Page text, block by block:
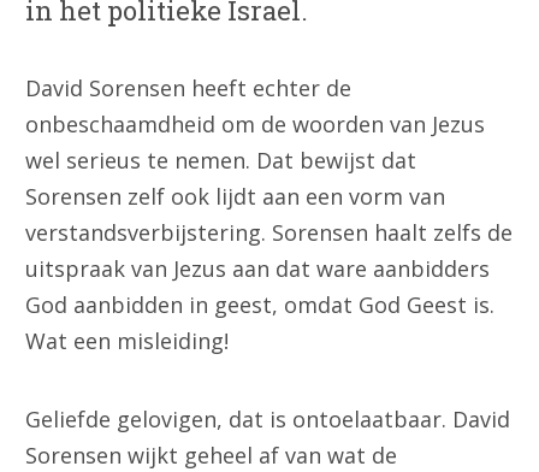
in het politieke Israel.
David Sorensen heeft echter de
onbeschaamdheid om de woorden van Jezus
wel serieus te nemen. Dat bewijst dat
Sorensen zelf ook lijdt aan een vorm van
verstandsverbijstering. Sorensen haalt zelfs de
uitspraak van Jezus aan dat ware aanbidders
God aanbidden in geest, omdat God Geest is.
Wat een misleiding!
Geliefde gelovigen, dat is ontoelaatbaar. David
Sorensen wijkt geheel af van wat de